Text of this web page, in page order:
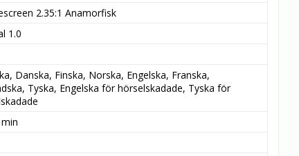
2.35:1 Anamorfisk
1.0
Danska, Finska, Norska, Engelska, Franska,
Tyska, Engelska för hörselskadade, Tyska för